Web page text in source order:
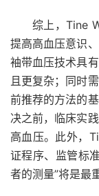
综上，Tine
提高高血压意识
袖带血压技术具
且更复杂；同时
前推荐的方法的
决之前，临床实
高血压。此外，
证程序、监管标
者的测量”将是最